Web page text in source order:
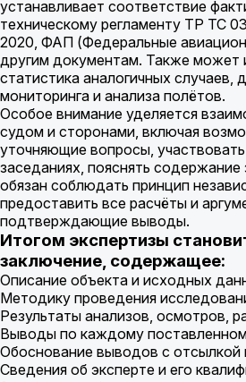
устанавливает соответствие
техническому регламенту ТР ТС
2020, ФАП (Федеральные
другим документам. Также может
статистика аналогичных случаев,
мониторинга и анализа полётов.
Особое внимание уделяется
судом и сторонами, включая
уточняющие вопросы,
заседаниях, пояснять содержание
обязан соблюдать принцип
предоставить все расчёты и
подтверждающие выводы.
Итогом экспертизы
заключение, содержащее:
Описание объекта и исходных
Методику проведения
Результаты анализов, осмотров,
Выводы по каждому
Обоснование выводов с отсылкой
Сведения об эксперте и его